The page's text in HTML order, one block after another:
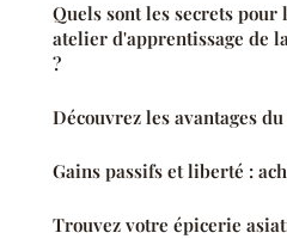
Quels sont les secrets
atelier d'apprentissage de
?
Découvrez les avantages
Gains passifs et liberté :
Trouvez votre épicerie